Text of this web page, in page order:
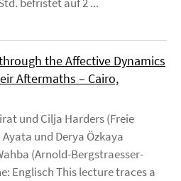
the Affective Dynamics
Aftermaths – Cairo,
und Cilja Harders (Freie
und Derya Özkaya
(Arnold-Bergstraesser-
Englisch This lecture traces a